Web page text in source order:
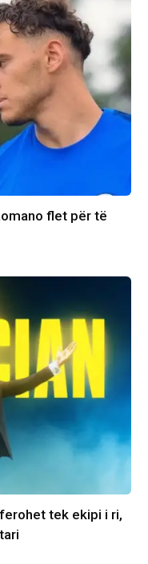
flet për të
tek ekipi i ri,